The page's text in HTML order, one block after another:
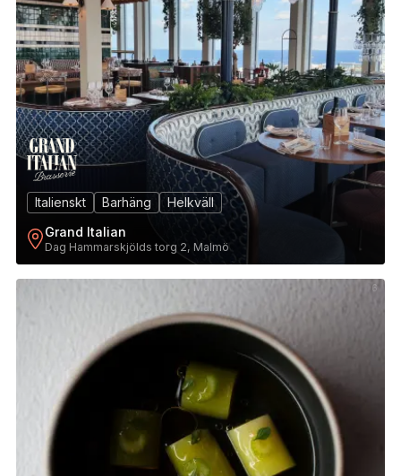
Italienskt Barhäng
Helkväll
Grand Italian
Dag Hammarskjölds torg 2, Malmö
6